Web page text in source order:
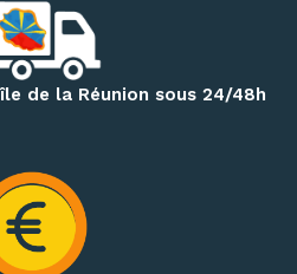
votre pratique et la forme de
pied.
Cilaos, Salazie, au volcan ou
de nutrition outdoor
treks et nuits en pleine nature
:réchauds, cartouches de
de la Réunion sous 24/48h